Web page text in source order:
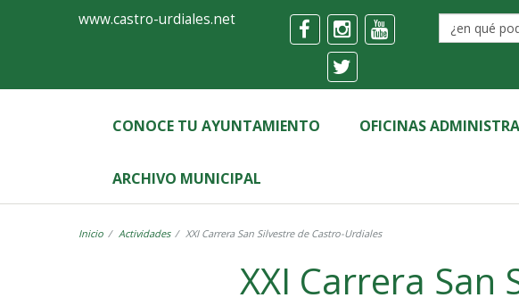
FormularioAyuntamiento
Castro-
Urdiales
www.castro-urdiales.net
CONOCE TU AYUNTAMIENTO OFICINAS
ARCHIVO MUNICIPAL
Inicio Actividades XXI Carrera San Silvestre de Castro-Urdiales
XXI Carrera San